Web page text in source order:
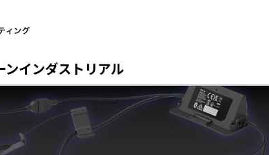
ンインダストリアル